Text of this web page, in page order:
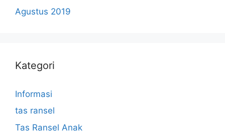
Agustus 2019
Kategori
Informasi
tas ransel
Tas Ransel Anak